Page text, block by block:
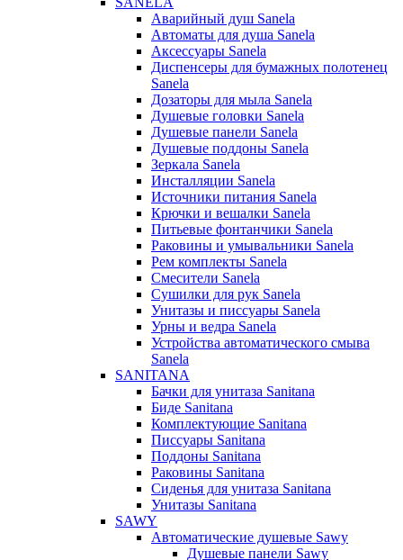
Аварийный душ Sanela
Автоматы для душа Sanela
Аксессуары Sanela
Диспенсеры для бумажных полотенец
Sanela
Дозаторы для мыла Sanela
Душевые головки Sanela
Душевые панели Sanela
Душевые поддоны Sanela
Зеркала Sanela
Инсталляции Sanela
Источники питания Sanela
Крючки и вешалки Sanela
Питьевые фонтанчики Sanela
Раковины и умывальники Sanela
Рем комплекты Sanela
Смесители Sanela
Сушилки для рук Sanela
Унитазы и писсуары Sanela
Урны и ведра Sanela
Устройства автоматического смыва
Sanela
SANITANA
Бачки для унитаза Sanitana
Биде Sanitana
Комплектующие Sanitana
Писсуары Sanitana
Поддоны Sanitana
Раковины Sanitana
Сиденья для унитаза Sanitana
Унитазы Sanitana
SAWY
Автоматические душевые Sawy
Душевые панели Sawy